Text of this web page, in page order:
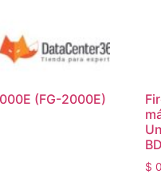
(FG-2000E)
$ 0